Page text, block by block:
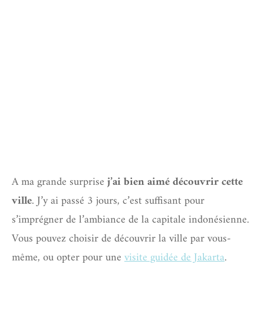
A ma grande surprisej’ai bien aimé découvrir cette
ville. J’y ai passé 3 jours, c’est suffisant pour
s’imprégner de l’ambiance de la capitale indonésienne.
Vous pouvez choisir de découvrir la ville par vous-
même, ou opter pour unevisite guidée de Jakarta.